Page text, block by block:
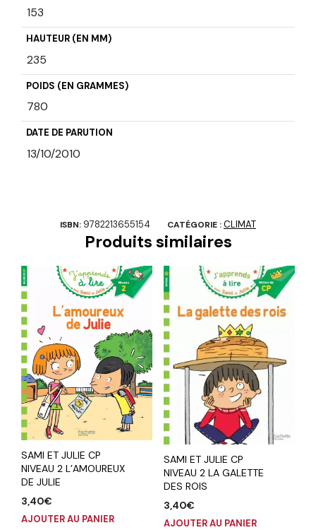
153
HAUTEUR (EN MM)
235
POIDS (EN GRAMMES)
780
DATE DE PARUTION
13/10/2010
ISBN: 9782213655154 CATÉGORIE :CLIMAT
Produits similaires
SAMI ET JULIE CP
NIVEAU 2 L’AMOUREUX
DE JULIE
3,40€
AJOUTER AU PANIER
SAMI ET JULIE CP
NIVEAU 2 LA GALETTE
DES ROIS
3,40€
AJOUTER AU PANIER